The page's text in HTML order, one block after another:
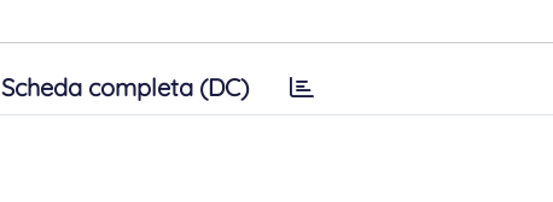
Scheda completa (DC)